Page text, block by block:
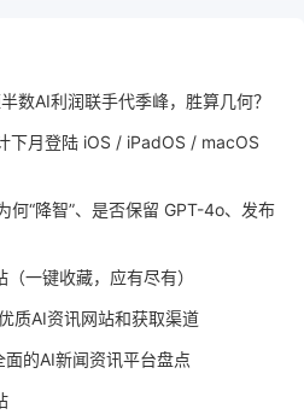
数AI利润联手代季峰，胜算几何？
下月登陆 iOS / iPadOS / macOS
何“降智”、是否保留 GPT-4o、发布
一键收藏，应有尽有）
质AI资讯网站和获取渠道
的AI新闻资讯平台盘点